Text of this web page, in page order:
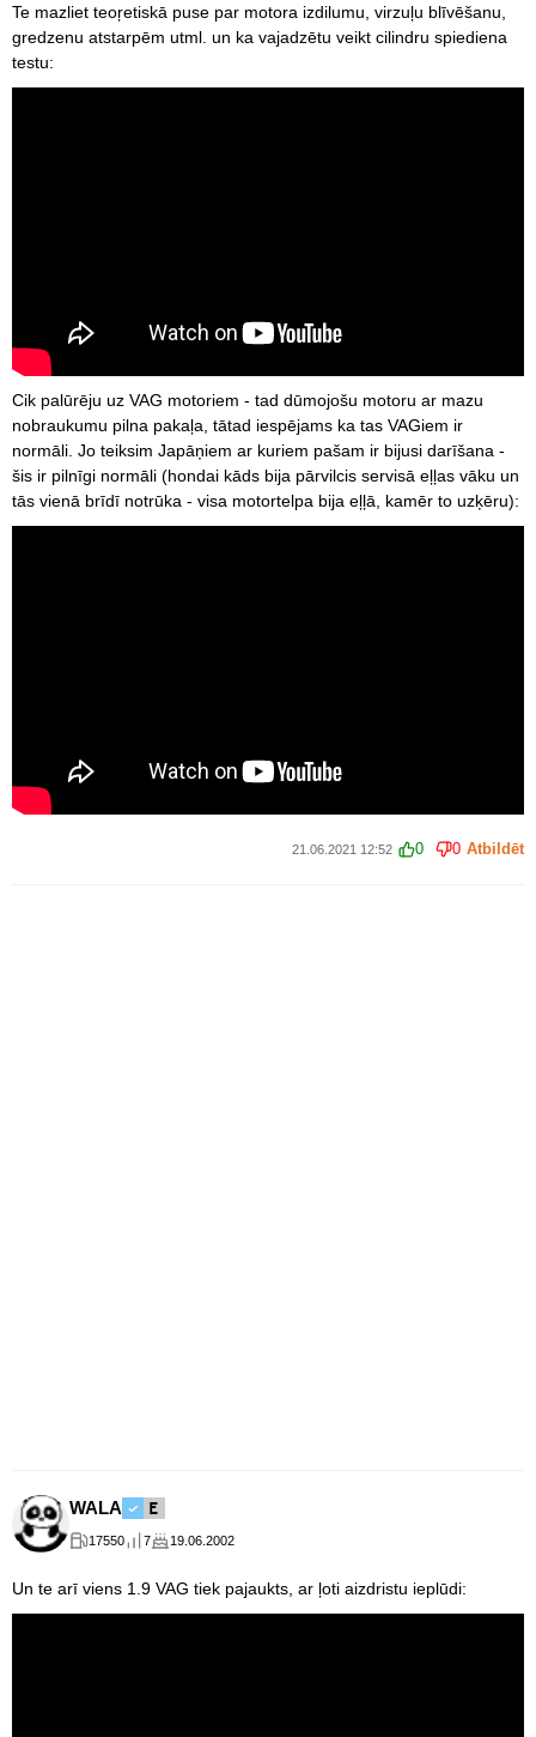
Te mazliet teoŗetiskā puse par motora izdilumu, virzuļu blīvēšanu,
gredzenu atstarpēm utml. un ka vajadzētu veikt cilindru spiediena
testu:
Cik palūrēju uz VAG motoriem - tad dūmojošu motoru ar mazu
nobraukumu pilna pakaļa, tātad iespējams ka tas VAGiem ir
normāli. Jo teiksim Japāņiem ar kuriem pašam ir bijusi darīšana -
šis ir pilnīgi normāli (hondai kāds bija pārvilcis servisā eļļas vāku un
tās vienā brīdī notrūka - visa motortelpa bija eļļā, kamēr to uzķēru):
21.06.2021 12:52 0 0 Atbildēt
WALA
17550 7 19.06.2002
Un te arī viens 1.9 VAG tiek pajaukts, ar ļoti aizdristu ieplūdi: